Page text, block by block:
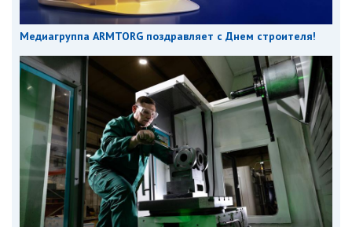
Медиагруппа ARMTORG поздравляет с Днем строителя!